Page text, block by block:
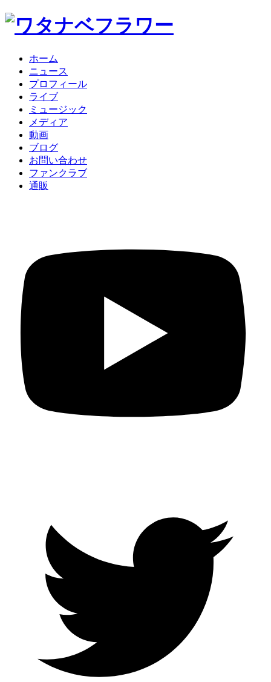
ホーム
ニュース
プロフィール
ライブ
ミュージック
メディア
動画
ブログ
お問い合わせ
ファンクラブ
通販